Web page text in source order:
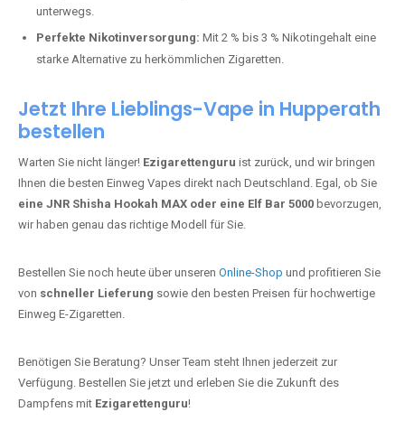
unterwegs.
Perfekte Nikotinversorgung: Mit 2 % bis 3 % Nikotingehalt eine
starke Alternative zu herkömmlichen Zigaretten.
Jetzt Ihre Lieblings-Vape in Hupperath
bestellen
Warten Sie nicht länger! Ezigarettenguru ist zurück, und wir bringen
Ihnen die besten Einweg Vapes direkt nach Deutschland. Egal, ob Sie
eine JNR Shisha Hookah MAX oder eine Elf Bar 5000 bevorzugen,
wir haben genau das richtige Modell für Sie.
Bestellen Sie noch heute über unseren Online-Shop und profitieren Sie
von schneller Lieferung sowie den besten Preisen für hochwertige
Einweg E-Zigaretten.
Benötigen Sie Beratung? Unser Team steht Ihnen jederzeit zur
Verfügung. Bestellen Sie jetzt und erleben Sie die Zukunft des
Dampfens mit Ezigarettenguru!